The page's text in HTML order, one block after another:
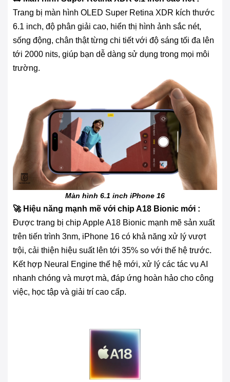
Trang bị màn hình OLED Super Retina XDR kích thước
6.1 inch, độ phân giải cao, hiển thị hình ảnh sắc nét,
sống động, chân thật từng chi tiết với độ sáng tối đa lên
tới 2000 nits, giúp bạn dễ dàng sử dụng trong mọi môi
trường.
Màn hình 6.1 inch iPhone 16
🚀 Hiệu năng mạnh mẽ với chip A18 Bionic mới :
Được trang bị chip Apple A18 Bionic mạnh mẽ sản xuất
trên tiến trình 3nm, iPhone 16 có khả năng xử lý vượt
trội, cải thiện hiệu suất lên tới 35% so với thế hệ trước.
Kết hợp Neural Engine thế hệ mới, xử lý các tác vụ AI
nhanh chóng và mượt mà, đáp ứng hoàn hảo cho công
việc, học tập và giải trí cao cấp.